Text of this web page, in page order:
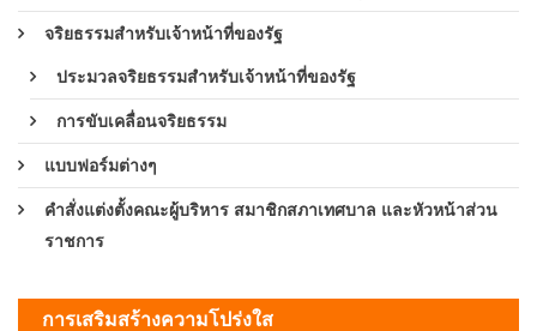
จริยธรรมสำหรับเจ้าหน้าที่ของรัฐ
ประมวลจริยธรรมสำหรับเจ้าหน้าที่ของรัฐ
การขับเคลื่อนจริยธรรม
แบบฟอร์มต่างๆ
คำสั่งแต่งตั้งคณะผู้บริหาร สมาชิกสภาเทศบาล และหัวหน้าส่วน
ราชการ
การเสริมสร้างความโปร่งใส